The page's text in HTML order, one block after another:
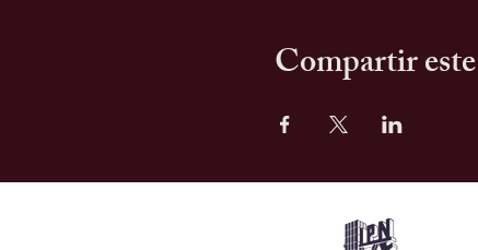
Compartir